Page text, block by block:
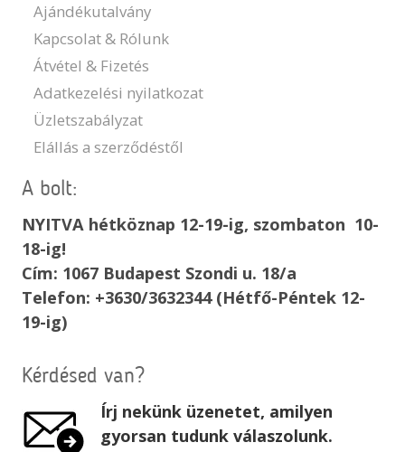
Ajándékutalvány
Kapcsolat & Rólunk
Átvétel & Fizetés
Adatkezelési nyilatkozat
Üzletszabályzat
Elállás a szerződéstől
A bolt:
NYITVA hétköznap 12-19-ig, szombaton 10-
18-ig!
Cím: 1067 Budapest Szondi u. 18/a
Telefon: +3630/3632344 (Hétfő-Péntek 12-
19-ig)
Kérdésed van?
Írj nekünk üzenetet, amilyen
gyorsan tudunk válaszolunk.